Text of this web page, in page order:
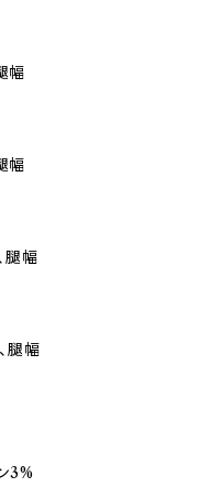
幅
幅
腿幅
腿幅
3%